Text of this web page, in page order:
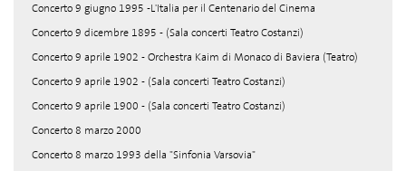
Concerto 9 giugno 1995 -L'Italia per il Centenario del Cinema
Concerto 9 dicembre 1895 - (Sala concerti Teatro Costanzi)
Concerto 9 aprile 1902 - Orchestra Kaim di Monaco di Baviera (Teatro)
Concerto 9 aprile 1902 - (Sala concerti Teatro Costanzi)
Concerto 9 aprile 1900 - (Sala concerti Teatro Costanzi)
Concerto 8 marzo 2000
Concerto 8 marzo 1993 della "Sinfonia Varsovia"